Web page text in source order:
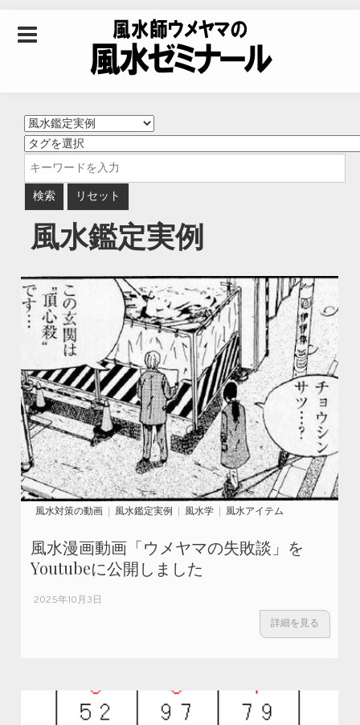
風水師ウメヤマの風
水ゼミナール｜風水
学・四柱推命学・易
学を合わせた立命講
座
風水鑑定実例
風水対策の動画 風水鑑定実例 風水学 風水アイテム
風水漫画動画「ウメヤマの失敗談」を
Youtubeに公開しました
2025年10月3日
詳細を見る